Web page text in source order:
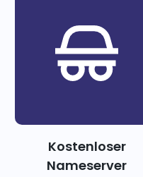
Kostenloser
Nameserver